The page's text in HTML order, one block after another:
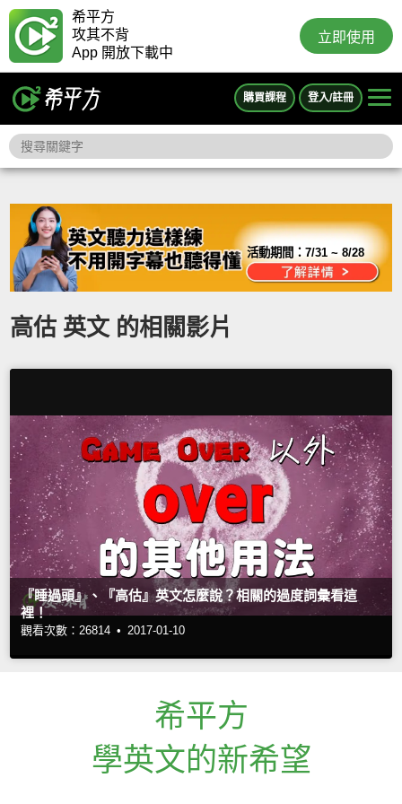
希平方
攻其不背
App 開放下載中
立即使用
購買課程 登入/註冊
活動期間：7/31 ~ 8/28
高估 英文 的相關影片
『睡過頭』、『高估』英文怎麼說？相關的過度詞彙看這
裡！
觀看次數：26814 • 2017-01-10
希平方
學英文的新希望